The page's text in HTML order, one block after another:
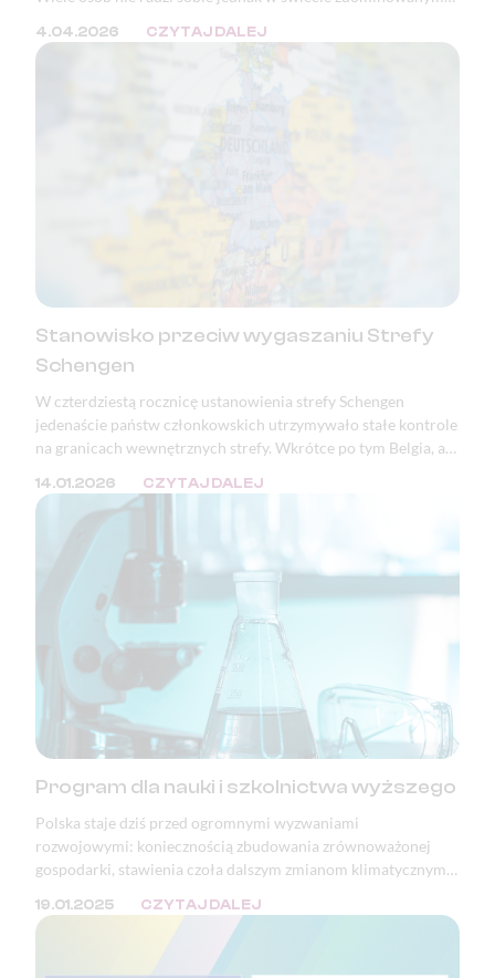
tym w Polsce, zaburzenia psychiczne znajdują się w ścisłej
4.04.2026 CZYTAJ DALEJ
Stanowisko przeciw wygaszaniu Strefy
Schengen
W czterdziestą rocznicę ustanowienia strefy Schengen
jedenaście państw członkowskich utrzymywało stałe kontrole
na granicach wewnętrznych strefy. Wkrótce po tym Belgia, a
granicy z Niemcami. Podstawowe wolności Unii Europejskiej,
takie jak prawo obywateli państw członkowskich do
chronione. Zjednoczona Europa bez kontroli granicznych —
jedno z największych osiągnięć pokojowej integracji
kontynentu — jest poświęcana dla bieżących celów
14.01.2026 CZYTAJ DALEJ
Program dla nauki i szkolnictwa wyższego
Polska staje dziś przed ogromnymi wyzwaniami
rozwojowymi: koniecznością zbudowania zrównoważonej
gospodarki, stawienia czoła dalszym zmianom klimatycznym i
wykorzystaniem potencjału i szans wynikających z rewolucji
19.01.2025 CZYTAJ DALEJ